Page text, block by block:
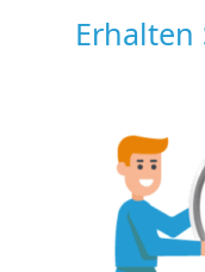
Erhalten